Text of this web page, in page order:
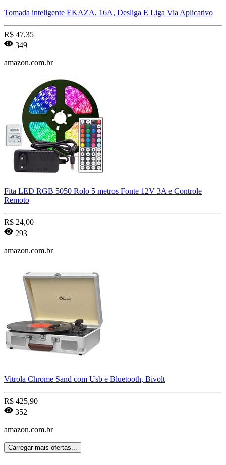
Tomada inteligente EKAZA, 16A, Desliga E Liga Via Aplicativo
R$ 47,35
349
amazon.com.br
Fita LED RGB 5050 Rolo 5 metros Fonte 12V 3A e Controle
Remoto
R$ 24,00
293
amazon.com.br
Vitrola Chrome Sand com Usb e Bluetooth, Bivolt
R$ 425,90
352
amazon.com.br
Carregar mais ofertas...